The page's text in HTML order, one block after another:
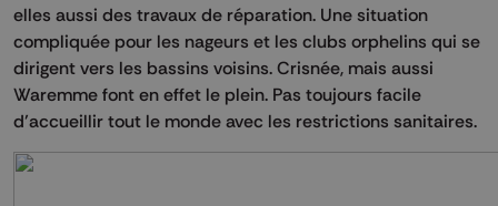
elles aussi des travaux de réparation. Une situation
compliquée pour les nageurs et les clubs orphelins qui se
dirigent vers les bassins voisins. Crisnée, mais aussi
Waremme font en effet le plein. Pas toujours facile
d’accueillir tout le monde avec les restrictions sanitaires.